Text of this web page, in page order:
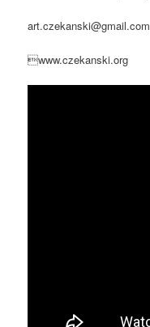
art.czekanski@gmail.com
www.czekanski.org